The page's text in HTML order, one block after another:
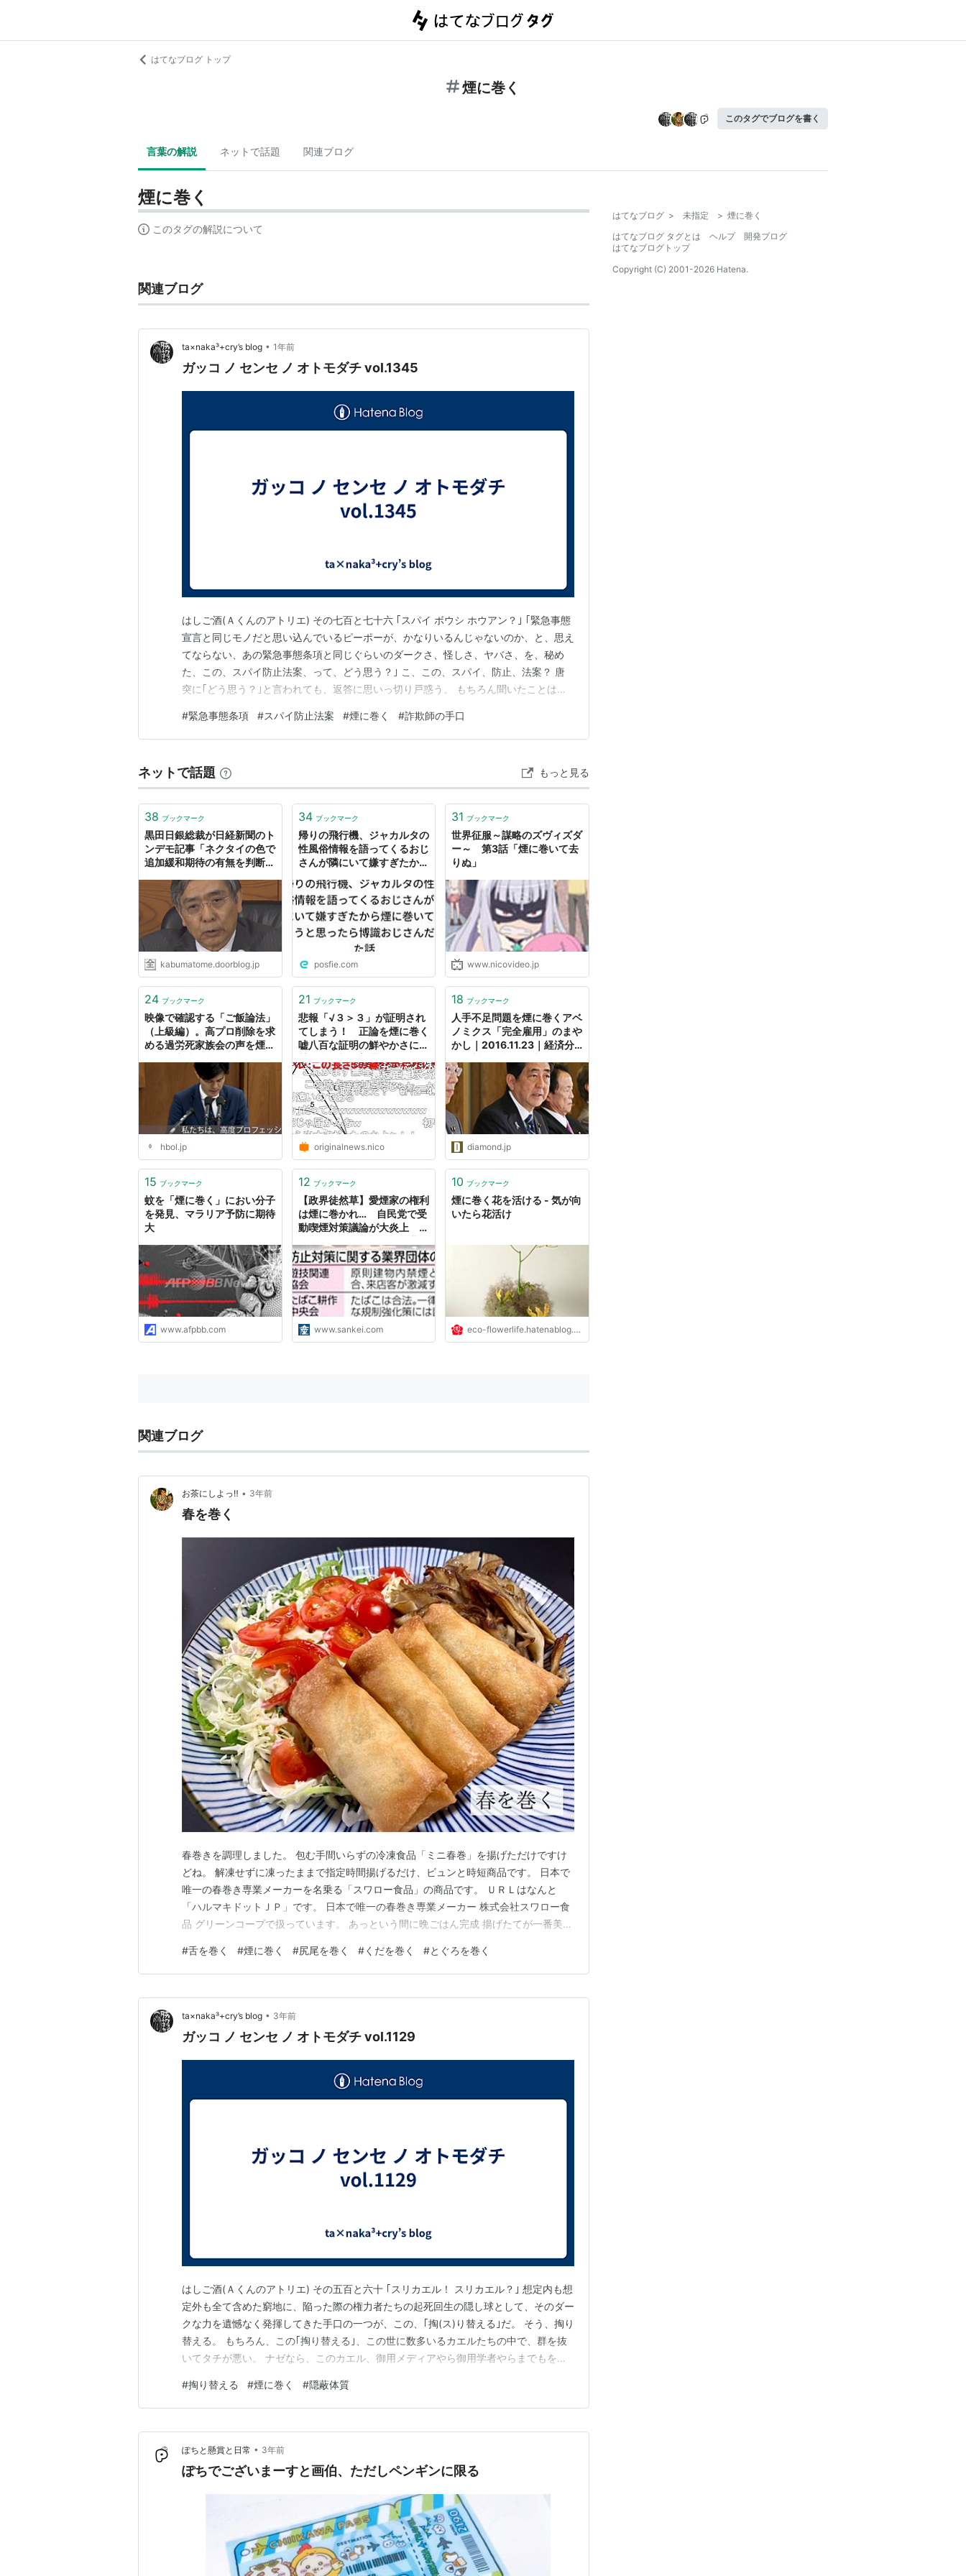
はてなブログ トップ
煙に巻く
このタグでブログを書く
言葉の解説 ネットで話題 関連ブログ
煙に巻く
このタグの解説について
関連ブログ
ta×naka³+cry’s blog • 1年前
ガッコ ノ センセ ノ オトモダチ vol.1345
はしご酒(Ａくんのアトリエ) その七百と七十六 ｢スパイ ボウシ ホウアン？｣ ｢緊急事態
宣言と同じモノだと思い込んでいるピーポーが、かなりいるんじゃないのか、と、思え
てならない、あの緊急事態条項と同じぐらいのダークさ、怪しさ、ヤバさ、を、秘め
た、この、スパイ防止法案、って、どう思う？｣ こ、この、スパイ、防止、法案？ 唐
突に｢どう思う？｣と言われても、返答に思いっ切り戸惑う。 もちろん聞いたことはあ
スパイ行為等の防止に関する法律案｣ な、なが(長)っ。 ｢略して『スパイ防止法案』。
国家権力の悪しき暴走の歯止めを担…
#緊急事態条項 #スパイ防止法案 #煙に巻く #詐欺師の手口
ネットで話題 もっと見る
38 ブックマーク
黒田日銀総裁が日経新聞のト
ンデモ記事「ネクタイの色で
追加緩和期待の有無を判断」
イで登場 : 市況かぶ全力２階
建
kabumatome.doorblog.jp
34 ブックマーク
帰りの飛行機、ジャカルタの
性風俗情報を語ってくるおじ
さんが隣にいて嫌すぎたから
博識おじさんだった話
posfie.com
31 ブックマーク
世界征服～謀略のズヴィズダ
ー～ 第3話「煙に巻いて去
りぬ」
www.nicovideo.jp
24 ブックマーク
映像で確認する「ご飯論法」
（上級編）。高プロ削除を求
める過労死家族会の声を煙に
ハーバー・ビジネス・オンラ
イン
hbol.jp
21 ブックマーク
悲報「√３＞３」が証明され
てしまう！ 正論を煙に巻く
嘘八百な証明の鮮やかさに称
もうた」「ナイス屁理屈」
originalnews.nico
18 ブックマーク
人手不足問題を煙に巻くアベ
ノミクス「完全雇用」のまや
かし｜2016.11.23｜経済分
クの深層｜ダイヤモンド・オ
ンライン 森田京平：バー
クレイズ証券 チーフエ
diamond.jp
15 ブックマーク
蚊を「煙に巻く」におい分子
を発見、マラリア予防に期待
大
www.afpbb.com
12 ブックマーク
【政界徒然草】愛煙家の権利
は煙に巻かれ… 自民党で受
動喫煙対策議論が大炎上 業
も（1/3ページ）
www.sankei.com
10 ブックマーク
煙に巻く花を活ける - 気が向
いたら花活け
eco-flowerlife.hatenablog.com
関連ブログ
お茶にしよっ‼︎ • 3年前
春を巻く
春巻きを調理しました。 包む手間いらずの冷凍食品「ミニ春巻」を揚げただけですけ
どね。 解凍せずに凍ったままで指定時間揚げるだけ、ビュンと時短商品です。 日本で
唯一の春巻き専業メーカーを名乗る「スワロー食品」の商品です。 ＵＲＬはなんと
「ハルマキドットＪＰ」です。 日本で唯一の春巻き専業メーカー 株式会社スワロー食
品 グリーンコープで扱っています。 あっという間に晩ごはん完成 揚げたてが一番美味
立春の新芽を巻いたことで名付けられ、「春を体に取り込む」まさにフレッシュな風が
身体中に駆け巡る素敵な食べ物です。 発祥が明確…
#舌を巻く #煙に巻く #尻尾を巻く #くだを巻く #とぐろを巻く
ta×naka³+cry’s blog • 3年前
ガッコ ノ センセ ノ オトモダチ vol.1129
はしご酒(Ａくんのアトリエ) その五百と六十 ｢スリカエル！ スリカエル？｣ 想定内も想
定外も全て含めた窮地に、陥った際の権力者たちの起死回生の隠し球として、そのダー
クな力を遺憾なく発揮してきた手口の一つが、この、｢掏(ス)り替える｣だ。 そう、掏り
替える。 もちろん、この｢掏り替える｣、この世に数多いるカエルたちの中で、群を抜
いてタチが悪い。 ナゼなら、このカエル、御用メディアやら御用学者やらまでもを抱
合にズラして逃げ切りを図るという、トンでもなくオキテ破りのクソ戦法を得意とす
る、クソガエルだからである。 では、ナ…
#掏り替える #煙に巻く #隠蔽体質
ぽちと懸賞と日常 • 3年前
ぽちでございまーすと画伯、ただしペンギンに限る
はてなブログ > 未指定 > 煙に巻く
はてなブログ タグとは
ヘルプ
開発ブログ
はてなブログトップ
Copyright (C) 2001-2026 Hatena.